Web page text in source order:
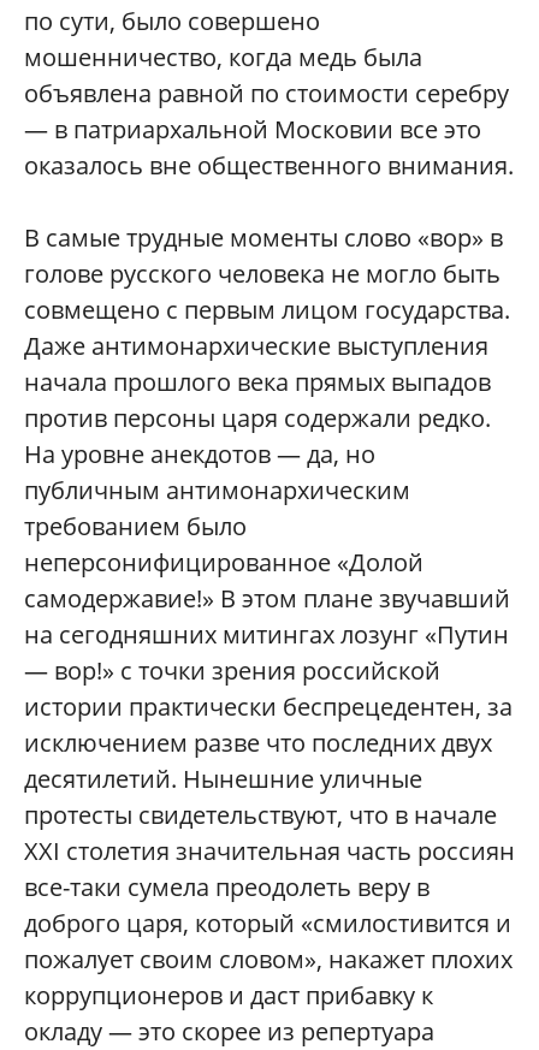
по сути, было совершено
мошенничество, когда медь была
объявлена равной по стоимости серебру
— в патриархальной Московии все это
оказалось вне общественного внимания.
В самые трудные моменты слово «вор» в
голове русского человека не могло быть
совмещено с первым лицом государства.
Даже антимонархические выступления
начала прошлого века прямых выпадов
против персоны царя содержали редко.
На уровне анекдотов — да, но
публичным антимонархическим
требованием было
неперсонифицированное «Долой
самодержавие!» В этом плане звучавший
на сегодняшних митингах лозунг «Путин
— вор!» с точки зрения российской
истории практически беспрецедентен, за
исключением разве что последних двух
десятилетий. Нынешние уличные
протесты свидетельствуют, что в начале
XXI столетия значительная часть россиян
все-таки сумела преодолеть веру в
доброго царя, который «смилостивится и
пожалует своим словом», накажет плохих
коррупционеров и даст прибавку к
окладу — это скорее из репертуара